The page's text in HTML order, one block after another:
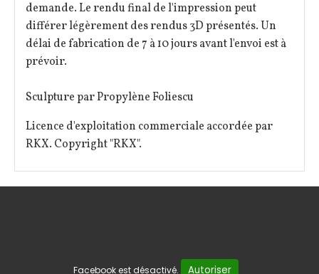
demande. Le rendu final de l'impression peut
différer légèrement des rendus 3D présentés. Un
délai de fabrication de 7 à 10 jours avant l'envoi est à
prévoir.
Sculpture par Propylène Foliescu
Licence d'exploitation commerciale accordée par
RKX. Copyright "RKX".
Facebook est désactivé. Autoriser